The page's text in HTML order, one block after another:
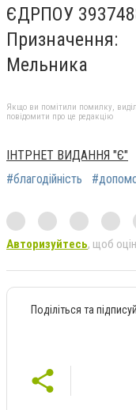
ЄДРПОУ
Мельника
Якщо ви помітили помилку,
повідомити про це редакцію
ІНТРНЕТ ВИДАННЯ "Є"
#благодійність
Авторизуйтесь, щоб
Поділіться та